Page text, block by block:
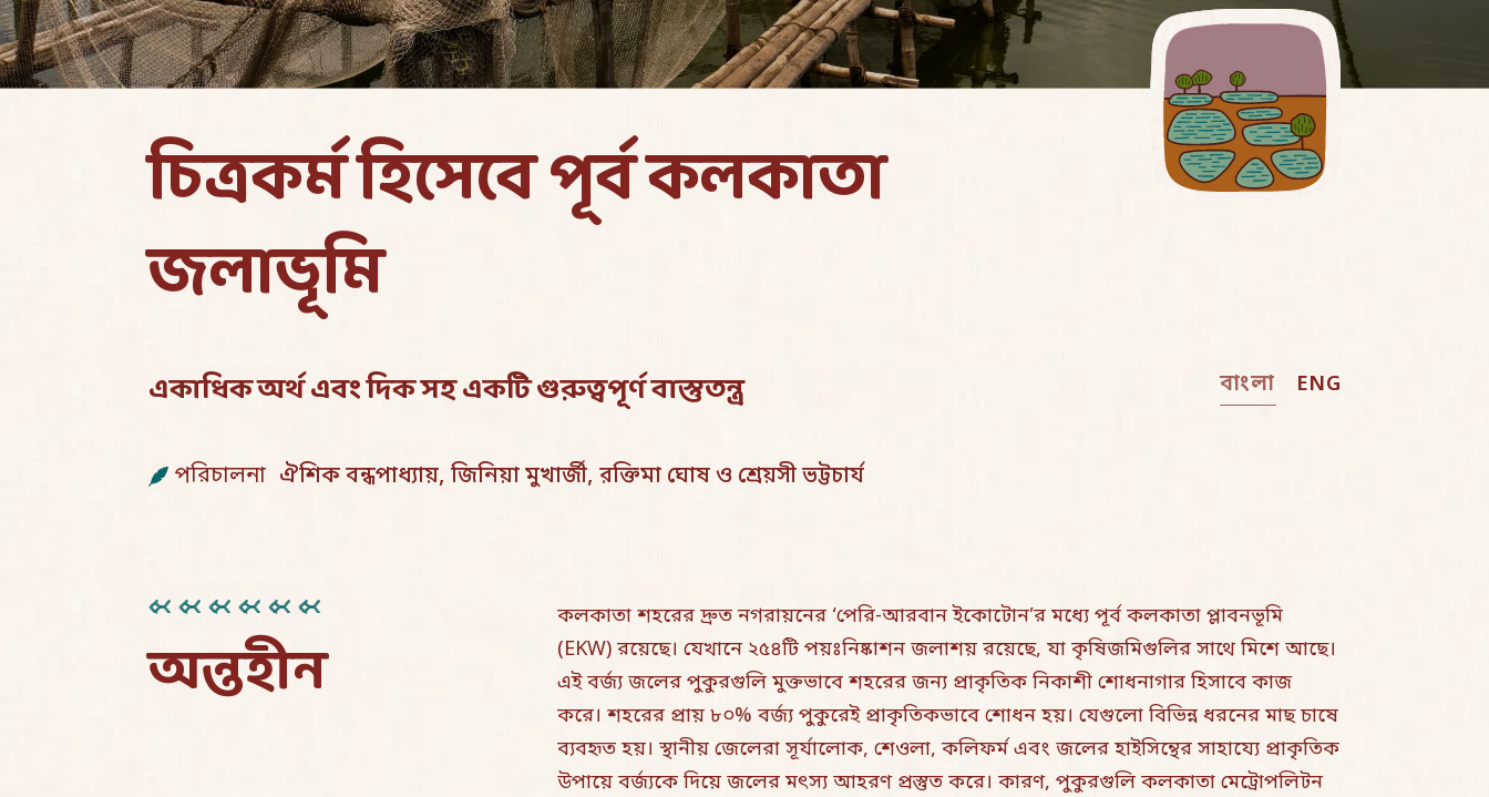
চিত্রকর্ম হিসেবে পূর্ব কলকাতা
জলাভূমি
বাংলা ENG
একাধিক অর্থ এবং দিক সহ একটি গুরুত্বপূর্ণ বাস্তুতন্ত্র
পরিচালনা ঐশিক বন্ধপাধ্যায়, জিনিয়া মুখার্জী, রক্তিমা ঘোষ ও শ্রেয়সী ভট্টচার্য
অন্তহীন
কলকাতা শহরের দ্রুত নগরায়নের ‘পেরি-আরবান ইকোটোন’র মধ্যে পূর্ব কলকাতা প্লাবনভূমি
(EKW) রয়েছে। যেখানে ২৫৪টি পয়ঃনিষ্কাশন জলাশয় রয়েছে, যা কৃষিজমিগুলির সাথে মিশে আছে।
এই বর্জ্য জলের পুকুরগুলি মুক্তভাবে শহরের জন্য প্রাকৃতিক নিকাশী শোধনাগার হিসাবে কাজ
করে। শহরের প্রায় ৮০% বর্জ্য পুকুরেই প্রাকৃতিকভাবে শোধন হয়। যেগুলো বিভিন্ন ধরনের মাছ চাষে
ব্যবহৃত হয়। স্থানীয় জেলেরা সূর্যালোক, শেওলা, কলিফর্ম এবং জলের হাইসিন্থের সাহায্যে প্রাকৃতিক
উপায়ে বর্জ্যকে দিয়ে জলের মৎস্য আহরণ প্রস্তুত করে। কারণ, পুকুরগুলি কলকাতা মেট্রোপলিটন